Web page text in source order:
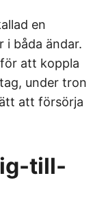
en
i båda ändar.
att koppla
under tron
att försörja
till-